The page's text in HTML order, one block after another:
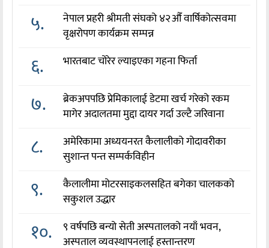
५.
नेपाल प्रहरी श्रीमती संघको ४२औँ वार्षिकोत्सवमा
वृक्षरोपण कार्यक्रम सम्पन्न
६. भारतबाट चोरेर ल्याइएका गहना फिर्ता
७.
ब्रेकअपपछि प्रेमिकालाई डेटमा खर्च गरेको रकम
मागेर अदालतमा मुद्दा दायर गर्दा उल्टै जरिवाना
८.
अमेरिकामा अध्ययनरत कैलालीको गोदावरीका
सुशान्त पन्त सम्पर्कविहीन
९.
कैलालीमा मोटरसाइकलसहित बगेका चालकको
सकुशल उद्धार
१०.
९ वर्षपछि बन्यो सेती अस्पतालको नयाँ भवन,
अस्पताल व्यवस्थापनलाई हस्तान्तरण